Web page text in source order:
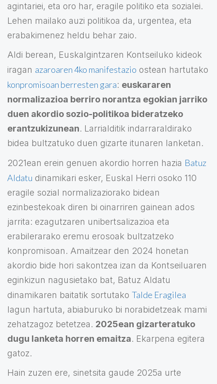
agintariei, eta oro har, eragile politiko eta sozialei.
Lehen mailako auzi politikoa da, urgentea, eta
erabakimenez heldu behar zaio.
Aldi berean, Euskalgintzaren Kontseiluko kideok
iragan azaroaren 4ko manifestazio ostean hartutako
konpromisoan berresten gara: euskararen
normalizazioa berriro norantza egokian jarriko
duen akordio sozio-politikoa bideratzeko
erantzukizunean. Larrialditik indarraraldirako
bidea bultzatuko duen gizarte itunaren lanketan.
2021ean erein genuen akordio horren hazia Batuz
Aldatu dinamikari esker, Euskal Herri osoko 110
eragile sozial normalizaziorako bidean
ezinbestekoak diren bi oinarriren gainean ados
jarrita: ezagutzaren unibertsalizazioa eta
erabilerarako eremu erosoak bultzatzeko
konpromisoan. Amaitzear den 2024 honetan
akordio bide hori sakontzea izan da Kontseiluaren
eginkizun nagusietako bat, Batuz Aldatu
dinamikaren baitatik sortutako Talde Eragilea
lagun hartuta, abiaburuko bi norabidetzeak mami
zehatzagoz betetzea. 2025ean gizarteratuko
dugu lanketa horren emaitza. Ekarpena egitera
gatoz.
Hain zuzen ere, sinetsita gaude 2025a urte